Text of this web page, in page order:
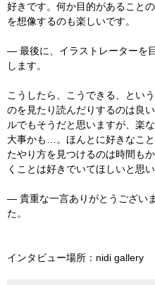
好きです。何か目的があること
を想像するのも楽しいです。
― 最後に、イラストレーターを
します。
こうしたら、こうできる、とい
のを見たり読んだりするのは良
ルでもそうだと思いますが、楽
大事かも…。ほんとに好きなこ
たやり方を見つけるのは時間も
くことは好きでいてほしいと思い
― 貴重な一言ありがとうござい
た。
インタビュー場所：nidi gallery